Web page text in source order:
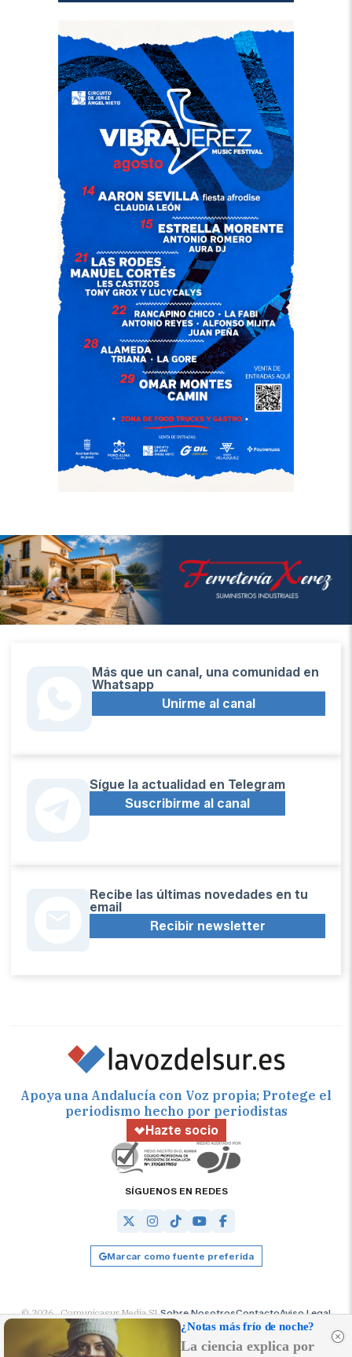
Más que un canal, una comunidad en
Whatsapp
Unirme al canal
Sígue la actualidad en Telegram
Suscribirme al canal
Recibe las últimas novedades en tu
email
Recibir newsletter
Apoya una Andalucía con Voz propia; Protege el
periodismo hecho por periodistas
Hazte socio
SÍGUENOS EN REDES
Marcar como fuente preferida
© 2026 Comunicasur Media SLSobre NosotrosContactoAviso Legal
Política de Cookies
Desarrollado porOA Cloud
¿Notas más frío de noche?
La ciencia explica por